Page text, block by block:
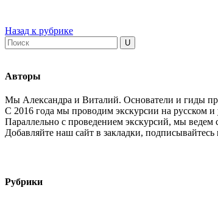
Назад к рубрике
Авторы
Мы Александра и Виталий. Основатели и гиды
С 2016 года мы проводим экскурсии на русском и
Параллельно с проведением экскурсий, мы ведем
Добавляйте наш сайт в закладки,
Рубрики